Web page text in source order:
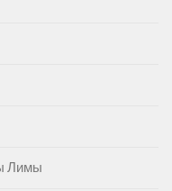
Лимы